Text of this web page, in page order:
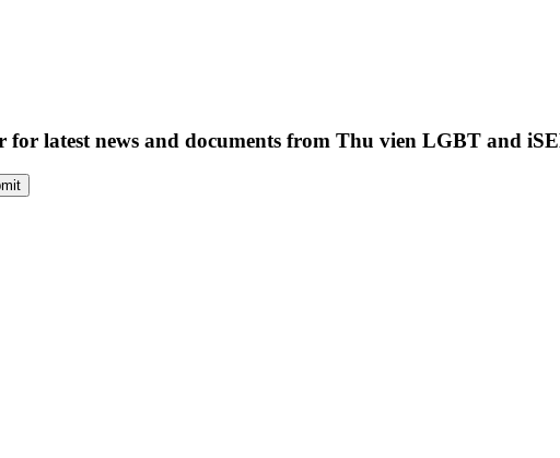
for latest news and documents from Thu vien LGBT and